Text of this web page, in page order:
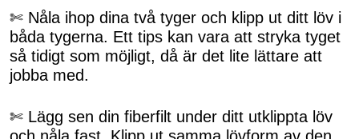
✄ Nåla ihop dina två tyger och klipp ut ditt löv i
båda tygerna. Ett tips kan vara att stryka tyget
så tidigt som möjligt, då är det lite lättare att
jobba med.
✄ Lägg sen din fiberfilt under ditt utklippta löv